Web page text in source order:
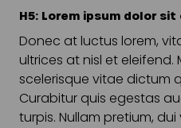
H5: Lorem ipsum dolor sit
Donec at luctus lorem,
ultrices at nisl et eleifend.
scelerisque vitae dictum
Curabitur quis egestas
turpis. Nullam pretium,